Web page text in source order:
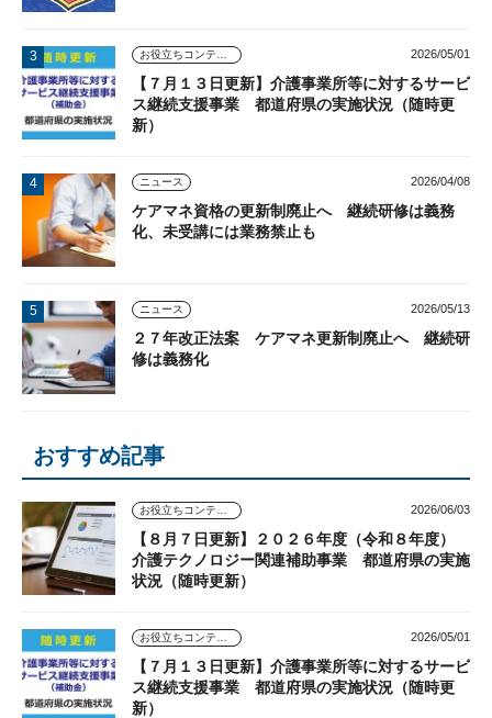
2026/05/01
【７月１３日更新】介護事業所等に対するサービ
ス継続支援事業 都道府県の実施状況（随時更
新）
ニュース 2026/04/08
ケアマネ資格の更新制廃止へ 継続研修は義務
化、未受講には業務禁止も
ニュース 2026/05/13
２７年改正法案 ケアマネ更新制廃止へ 継続研
修は義務化
おすすめ記事
2026/06/03
【８月７日更新】２０２６年度（令和８年度）
介護テクノロジー関連補助事業 都道府県の実施
状況（随時更新）
2026/05/01
【７月１３日更新】介護事業所等に対するサービ
ス継続支援事業 都道府県の実施状況（随時更
新）